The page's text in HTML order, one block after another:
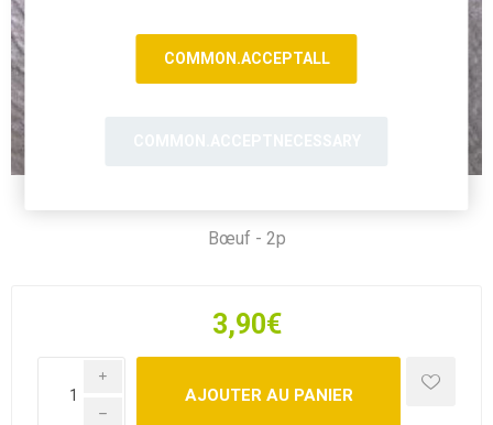
Bœuf - 2p
3,90€
i
h
COMMON.ACCEPTALL